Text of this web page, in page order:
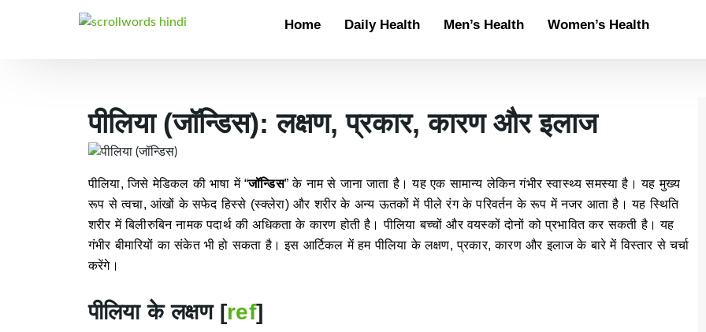
Home Daily Health Men’s Health Women’s Health
पीलिया (जॉन्डिस): लक्षण, प्रकार, कारण और इलाज
पीलिया, जिसे मेडिकल की भाषा में “जॉन्डिस” के नाम से जाना जाता है। यह एक सामान्य लेकिन गंभीर स्वास्थ्य समस्या है। यह मुख्य
रूप से त्वचा, आंखों के सफेद हिस्से (स्क्लेरा) और शरीर के अन्य ऊतकों में पीले रंग के परिवर्तन के रूप में नजर आता है। यह स्थिति
शरीर में बिलीरुबिन नामक पदार्थ की अधिकता के कारण होती है। पीलिया बच्चों और वयस्कों दोनों को प्रभावित कर सकती है। यह
गंभीर बीमारियों का संकेत भी हो सकता है। इस आर्टिकल में हम पीलिया के लक्षण, प्रकार, कारण और इलाज के बारे में विस्तार से चर्चा
करेंगे।
पीलिया के लक्षण[ref]